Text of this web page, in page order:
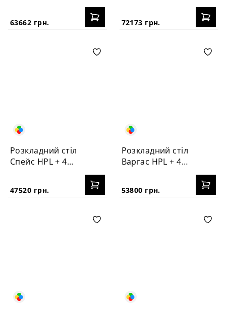
63662 грн. 72173 грн.
Розкладний стіл
Спейс HPL + 4
47520 грн.
Розкладний стіл
Варгас HPL + 4
53800 грн.